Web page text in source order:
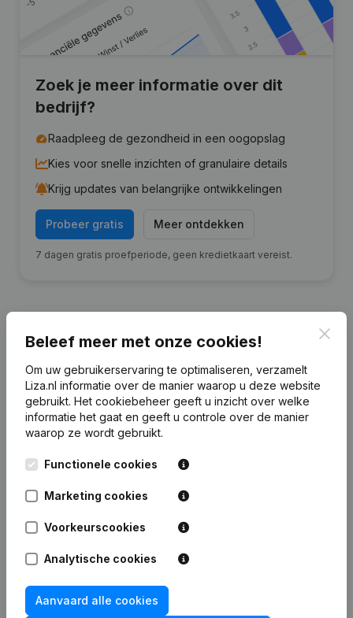
Zoek je meer informatie over dit
bedrijf?
Raadpleeg de gezondheid in een oogopslag
Kies voor snelle inzichten of granulaire details
Krijg updates van belangrijke ontwikkelingen
Probeer gratis Meer ontdekken
7 dagen gratis proefperiode, geen kredietkaart vereist.
Beheer
2024 2023 2022
Eigen
vermogen
€321.121 314.209
Veelgestelde vragen
Beleef meer met onze cookies!
Om uw gebruikerservaring te optimaliseren, verzamelt
Liza.nl informatie over de manier waarop u deze website
gebruikt. Het cookiebeheer geeft u inzicht over welke
informatie het gaat en geeft u controle over de manier
waarop ze wordt gebruikt.
Functionele cookies
Marketing cookies
Voorkeurscookies
Analytische cookies
Aanvaard alle cookies